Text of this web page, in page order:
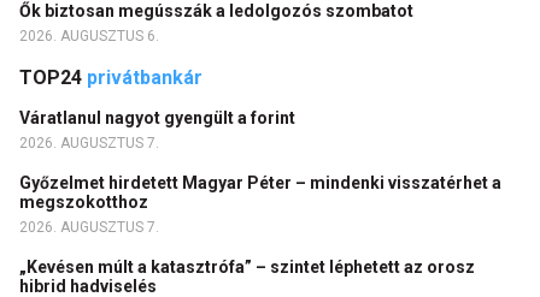
Ők biztosan megússzák a ledolgozós szombatot
2026. AUGUSZTUS 6.
TOP24 privátbankár
Váratlanul nagyot gyengült a forint
2026. AUGUSZTUS 7.
Győzelmet hirdetett Magyar Péter – mindenki visszatérhet a
megszokotthoz
2026. AUGUSZTUS 7.
„Kevésen múlt a katasztrófa” – szintet léphetett az orosz
hibrid hadviselés